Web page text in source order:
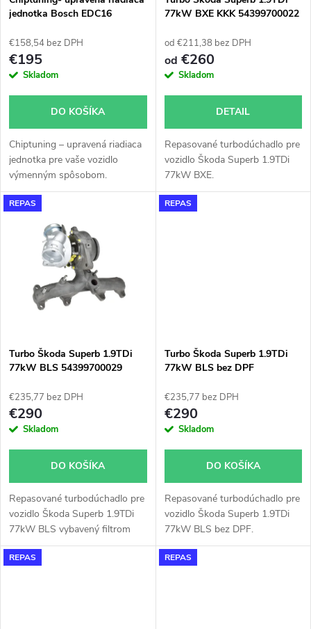
e
p
r
d
u
k
p
r
o
d
u
k
jednotka Bosch EDC16
€158,54 bez DPH
€195
Skladom
DO KOŠÍKA
Chiptuning – upravená riadiaca
jednotka pre vaše vozidlo
výmenným spôsobom.
77kW BXE KKK 54399700022
od €211,38 bez DPH
od €260
Skladom
DETAIL
Repasované turbodúchadlo pre
vozidlo Škoda Superb 1.9TDi
77kW BXE.
REPAS
Turbo Škoda Superb 1.9TDi
77kW BLS 54399700029
54399700072
€235,77 bez DPH
€290
Skladom
DO KOŠÍKA
Repasované turbodúchadlo pre
vozidlo Škoda Superb 1.9TDi
77kW BLS vybavený filtrom
pevných častíc (DPF).
REPAS
Turbo Škoda Superb 1.9TDi
77kW BLS bez DPF
€235,77 bez DPH
€290
Skladom
DO KOŠÍKA
Repasované turbodúchadlo pre
vozidlo Škoda Superb 1.9TDi
77kW BLS bez DPF.
REPAS REPAS